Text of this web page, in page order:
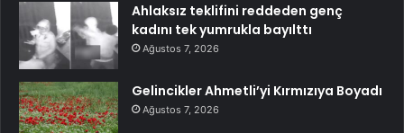
Ahlaksız teklifini reddeden genç
kadını tek yumrukla bayılttı
Ağustos 7, 2026
Gelincikler Ahmetli’yi Kırmızıya Boyadı
Ağustos 7, 2026